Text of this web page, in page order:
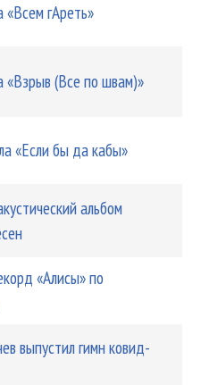
«Всем гАреть»
«Взрыв (Все по швам)»
«Если бы да кабы»
альбом
«Алисы» по
выпустил гимн ковид-